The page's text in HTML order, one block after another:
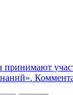
принимают